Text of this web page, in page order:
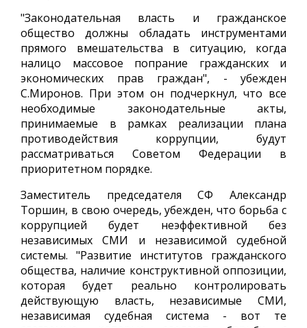
"Законодательная власть и гражданское
общество должны обладать инструментами
прямого вмешательства в ситуацию, когда
налицо массовое попрание гражданских и
экономических прав граждан", - убежден
С.Миронов. При этом он подчеркнул, что все
необходимые законодательные акты,
принимаемые в рамках реализации плана
противодействия коррупции, будут
рассматриваться Советом Федерации в
приоритетном порядке.
Заместитель председателя СФ Александр
Торшин, в свою очередь, убежден, что борьба с
коррупцией будет неэффективной без
независимых СМИ и независимой судебной
системы. "Развитие институтов гражданского
общества, наличие конструктивной оппозиции,
которая будет реально контролировать
действующую власть, независимые СМИ,
независимая судебная система - вот те